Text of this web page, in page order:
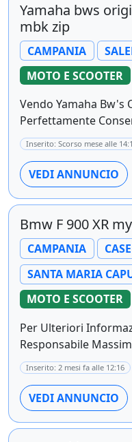
Yamaha bws
mbk zip
CAMPANIA
MOTO E SCOOTER
Vendo Yamaha Bw's
Perfettamente
Inserito: Scorso mese alle
VEDI ANNUNCIO
Bmw F 900 XR
CAMPANIA
SANTA MARIA
MOTO E SCOOTER
Per Ulteriori
Responsabile
Inserito: 2 mesi fa alle 12:16
VEDI ANNUNCIO